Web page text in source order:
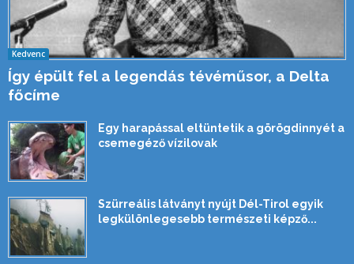
Kedvenc
Így épült fel a legendás tévéműsor, a Delta
főcíme
Egy harapással eltüntetik a görögdinnyét a
csemegéző vízilovak
Szürreális látványt nyújt Dél-Tirol egyik
legkülönlegesebb természeti képző...